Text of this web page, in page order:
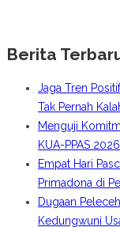
Berita
Jaga Tren
Tak Pernah
Menguji
KUA-PPAS
Empat Hari
Primadona di
Dugaan
Kedungwuni